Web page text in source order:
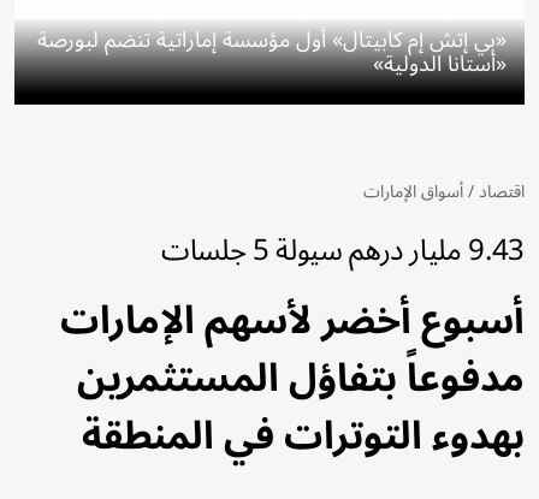
«بي إتش إم كابيتال» أول مؤسسة إماراتية تنضم لبورصة
«أستانا الدولية»
اقتصاد/أسواق الإمارات
9.43 مليار درهم سيولة 5 جلسات
أسبوع أخضر لأسهم الإمارات
مدفوعاً بتفاؤل المستثمرين
بهدوء التوترات في المنطقة